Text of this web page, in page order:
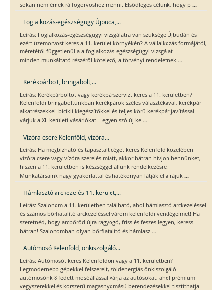
sokan nem érnek rá fogorvoshoz menni. Elsődleges célunk, hogy p ...
Foglalkozás-egészségügy Újbuda,...
Leírás: Foglalkozás-egészségügyi vizsgálatra van szüksége Újbudán és
ezért üzemorvost keres a 11. kerület környékén? A vállalkozás formájától,
méretétől függetlenül a a foglalkozás-egészségügyi vizsgálat
minden munkáltató részéről kötelező, a törvényi rendeletnek ...
Kerékpárbolt, bringabolt,...
Leírás: Kerékpárboltot vagy kerékpárszervizt keres a 11. kerületben?
Kelenföldi bringaboltunkban kerékpárok széles választékával, kerékpár
alkatrészekkel, bicikli kiegészítőkkel és teljes körű kerékpár javítással
várjuk a XI. kerületi vásárlókat. Legyen szó új ke ...
Vízóra csere Kelenföld, vízóra...
Leírás: Ha megbízható és tapasztalt céget keres Kelenföld közelében
vízóra csere vagy vízóra szerelés miatt, akkor bátran hívjon bennünket,
hiszen a 11. kerületben is készséggel állunk rendelkezésre.
Munkatársaink nagy gyakorlattal és hatékonyan látják el a rájuk ...
Hámlasztó arckezelés 11. kerület,...
Leírás: Szalonom a 11. kerületben található, ahol hámlasztó arckezeléssel
és számos bőrfiatalító arckezeléssel várom kelenföldi vendégeimet! Ha
szeretnéd, hogy arcbőröd újra ragyogó, friss és feszes legyen, keress
bátran! Szalonomban olyan bőrfiatalító és hámlasz ...
Autómosó Kelenföld, önkiszolgáló...
Leírás: Autómosót keres Kelenföldön vagy a 11. kerületben?
Legmodernebb gépekkel felszerelt, zöldenergiás önkiszolgáló
autómosónk 8 fedett mosóállással várja az autósokat, ahol prémium
vegyszerekkel és korszerű magasnyomású berendezésekkel tisztíthatja